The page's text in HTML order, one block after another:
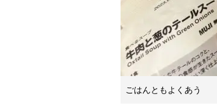
ごはんともよくあう